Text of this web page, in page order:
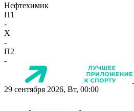
Нефтехимик
П1
-
X
-
П2
-
29 сентября 2026, Вт, 00:00